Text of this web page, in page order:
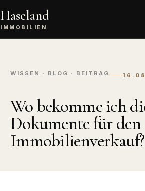
Haseland
IMMOBILIEN
WISSEN · BLOG · BEITRAG
Wo bekomme ich
Dokumente für den
Immobilienverkauf?